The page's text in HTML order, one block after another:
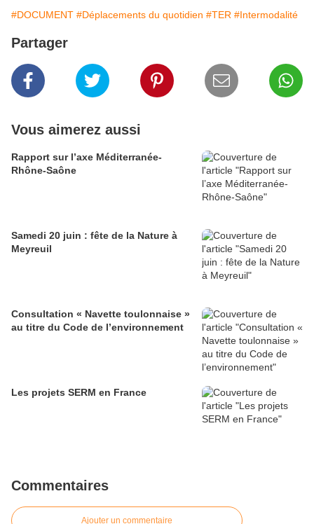
#DOCUMENT #Déplacements du quotidien #TER #Intermodalité
Partager
Vous aimerez aussi
Rapport sur l’axe Méditerranée-
Rhône-Saône
Samedi 20 juin : fête de la Nature à
Meyreuil
Consultation « Navette toulonnaise »
au titre du Code de l’environnement
Les projets SERM en France
Commentaires
Ajouter un commentaire